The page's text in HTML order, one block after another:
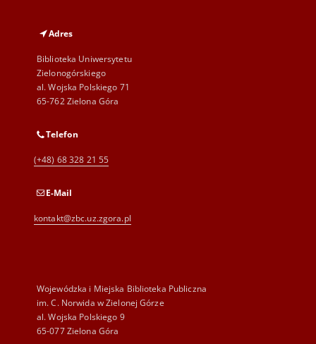
Adres
Biblioteka Uniwersytetu
Zielonogórskiego
al. Wojska Polskiego 71
65-762 Zielona Góra
Telefon
(+48) 68 328 21 55
E-Mail
kontakt@zbc.uz.zgora.pl
Wojewódzka i Miejska Biblioteka Publiczna
im. C. Norwida w Zielonej Górze
al. Wojska Polskiego 9
65-077 Zielona Góra